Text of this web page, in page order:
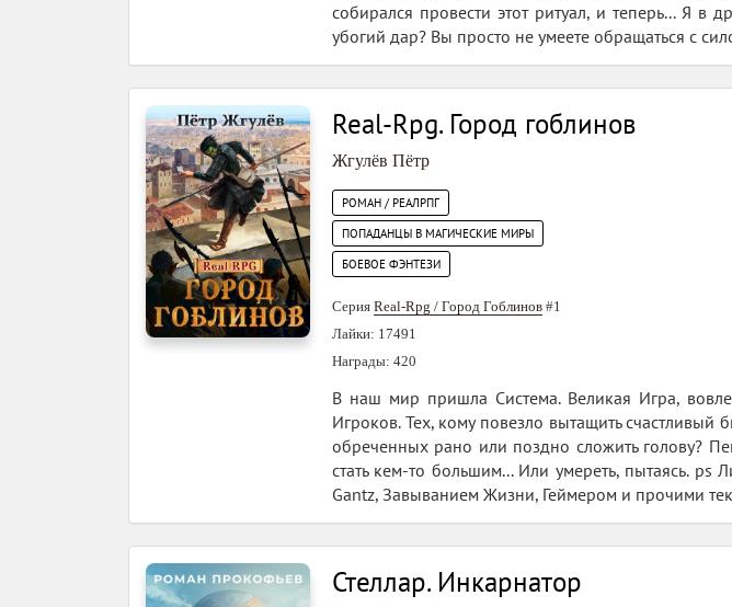
собирался провести этот ритуал, и теперь... Я в
убогий дар? Вы просто не умеете обращаться с
Real-Rpg. Город гоблинов
Жгулёв Пётр
РОМАН / РЕАЛРПГ
ПОПАДАНЦЫ В МАГИЧЕСКИЕ МИРЫ
БОЕВОЕ ФЭНТЕЗИ
Серия Real-Rpg / Город Гоблинов #1
Лайки: 17491
Награды: 420
В наш мир пришла Система. Великая Игра,
Игроков. Тех, кому повезло вытащить счастливый
обреченных рано или поздно сложить голову?
стать кем-то большим... Или умереть, пытаясь.
Gantz, Завыванием Жизни, Геймером и прочими
Стеллар. Инкарнатор